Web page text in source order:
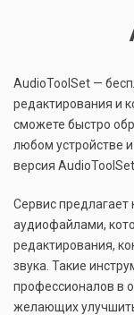
AudioToolSet —
редактирования и
сможете быстро
любом устройстве
версия
Сервис предлагает
аудиофайлами,
редактирования,
звука. Такие
профессионалов в
желающих